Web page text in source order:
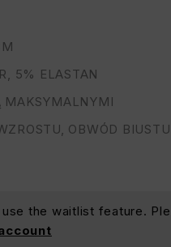
5% ELASTAN
MAKSYMALNYMI
OBWÓD
the waitlist feature.